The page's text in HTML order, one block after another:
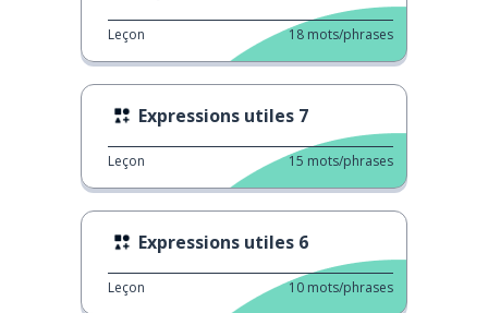
Leçon 18 mots/phrases
Expressions utiles 7
Leçon 15 mots/phrases
Expressions utiles 6
Leçon 10 mots/phrases